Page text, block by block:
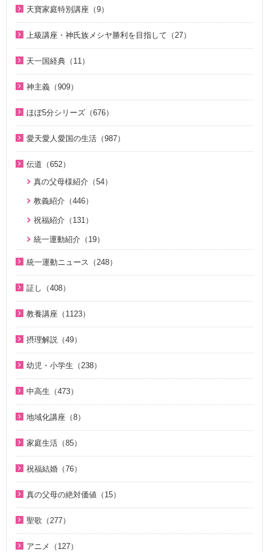
天の摂理からみた真の父母様の位相と価値（真の父母論）
韓民族選民大叙事詩（6）
そうだったのか！統一原理（34）
２１日修練会教育教材（33）
真の幸せ講座（15）
シリーズ『原理講論』を読む（20）
ゴッディズム（19）
ゴッディズム・ポイント講座（17）
神主義講座（10）
小学生のための原理講義（12）
北谷真雄氏が語る統一原理＆証し（21）
二世のための祝福結婚講座（38）
VIDEO de 訓読『原理講論』（42）
続・二世のための祝福結婚講座（10）
聖歌（歌入り）（88）
ジュニアのための礼拝（108）
親と子のための説教集 こども礼拝（32）
全国オンライン礼拝（1）
2022年（1）
2020年（24）
2017年（10）
2016年（9）
2015年（10）
2013年（9）
2010年（2）
2009年（5）
2008年（1）
2025年（25）
2024年（26）
2023年（27）
2020年（49）
2019年（50）
2018年（50）
天寶家庭特別講座（9）
上級講座・神氏族メシヤ勝利を目指して（27）
1. 家庭教育講座（11）
2. 神氏族メシヤ講座（8）
3. HJ天宙天寶修錬苑講座（3）
天一国経典（11）
神主義（909）
２１日修練会教育教材（5）
家庭連合Web教会 礼拝説教（55）
そうだったのか！人類一家族（18）
ほぼ5分でわかる祝福結婚Q&A（78）
ほぼ5分でわかる統一原理（153）
ほぼ5分で分かる勝共理論（188）
ジュニアのための礼拝（108）
原理教室補助教材（10）
祝福の意義と価値（5）
統一思想入門（7）
勝共思想入門（4）
統一運動解説（29）
復帰摂理歴史の流れと環太平洋時代の到来（3）
日本社会を蝕む文化共産主義（5）
アボニム 少年時代・青年時代（2）
親と子のための説教集 こども礼拝（31）
天の御国から（12）
HEAVENLY WORLD（9）
ゆうこおねえさんのビデオかみしばい（15）
みやかおねえさんのビデオかみしばい（4）
「朗読の部屋」みんなのポケットマルスム（2）
ほぼ5分シリーズ（676）
ほぼ5分でわかる勝共理論（188）
ほぼ5分でわかる祝福結婚Q&A（78）
ほぼ5分でわかる人生相談Q&A 幸せな人生の極意！（219）
ほぼ5分でわかる介護・福祉（38）
愛天愛人愛国の生活（987）
二世が語る～僕らの未来（3）
ＶＩＳＩＯＮ２０２０最前線（29）
家庭連合Web教会 礼拝説教（55）
きょうからできる愛天愛人愛国の生活（23）
HEAVENLY WORLD（9）
心を開けば（6）
ハートフル・ストーリー（7）
天民化教育講座（7）
伝道最前線情報 （動画版）（14）
伝道最前線情報（91）
原理教室補助教材（10）
シリーズＫＭＳ講演会（12）
伝道（652）
真の父母様紹介（54）
教義紹介（446）
祝福紹介（131）
統一運動紹介（19）
統一運動ニュース（248）
2010年代（152）
2000年代（75）
1980年代（4）
証し（408）
直接見た父母様の愛の姿 ～ 阿部公子さんの証し（9）
真実一路 ～ 松山貢三 魂の叫び（12）
北谷真雄が語る霊界の真実、その後（4）
証シリーズ 真のお母様、感謝します（46）
証シリーズ 真のお母様、感謝します（ナレーション入り）（4
北谷真雄が語る霊界の真実（8）
「霊界はある。霊人たちはいつも共にいる」シリーズ 続・北
北谷真雄が語る霊界の真実、再び（7）
北谷真雄氏が語る統一原理＆証し（21）
教養講座（1123）
北谷真雄が語る霊界の真実、その後（4）
ここがポイント！ビューポイント（33）
「霊界はある。霊人たちはいつも共にいる」シリーズ 続・北
谷真雄が語る霊界の真実（7）
ＫＭＳビューポイント（42）
ほぼ5分でわかる勝共理論（188）
天国道場（22）
夫婦愛を育む幸福の基本原則 ～母のように 娘のように～
夫婦の愛を育てるために（21）
摂理解説（49）
1時間で分かる「現代の摂理」（4）
幼児・小学生（238）
小学生のための原理講義（12）
アボニム 少年時代・青年時代（2）
よんい博士と行く神様の世界（47）
みやかおねえさんのビデオかみしばい（4）
座間先生のiＳＴＦわくわく講座（14）
座間先生のiＳＴＦわくわく講座 Part2（12）
中高生（473）
そうだったのか！人類一家族（18）
そうだったのか！統一原理（34）
二世が語る～僕らの未来（3）
True Pure Harmony（10）
OMNIPRESENCE イツモトモニ（15）
地域化講座（8）
家庭生活（85）
（16）
夫婦の愛を育てるために（21）
二世祝福ポイント講座（9）
祝福結婚（76）
祝福の意義と価値（5）
親セミナー（10）
親子セミナー（4）
真の父母の絶対価値（15）
文鮮明先生が見た韓鶴子総裁（5）
聖歌（277）
アニメ（127）